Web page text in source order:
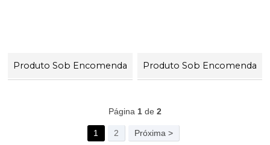
Produto Sob Encomenda Produto Sob Encomenda
Página 1de 2
1 2 Próxima >